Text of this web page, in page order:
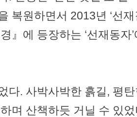
복원하면서 2013년 ‘선
』에 등장하는 ‘선재동자
다. 사박사박한 흙길, 평
며 산책하듯 거닐 수 있